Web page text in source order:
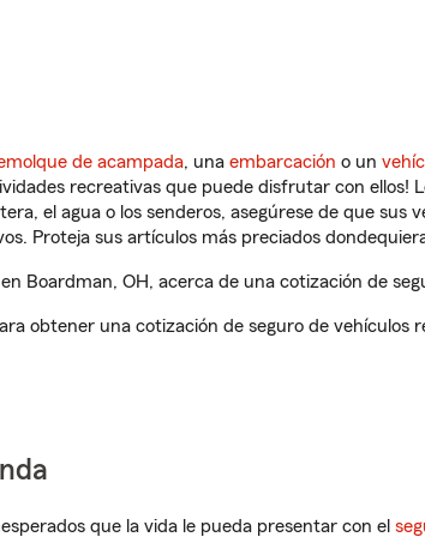
de acampada, una embarcación o un
recreativas que puede disfrutar con ellos!
el agua o los senderos, asegúrese de que sus
Proteja sus artículos más preciados
Boardman, OH, acerca de una cotización de
obtener una cotización de seguro de vehículos
que la vida le pueda presentar con el